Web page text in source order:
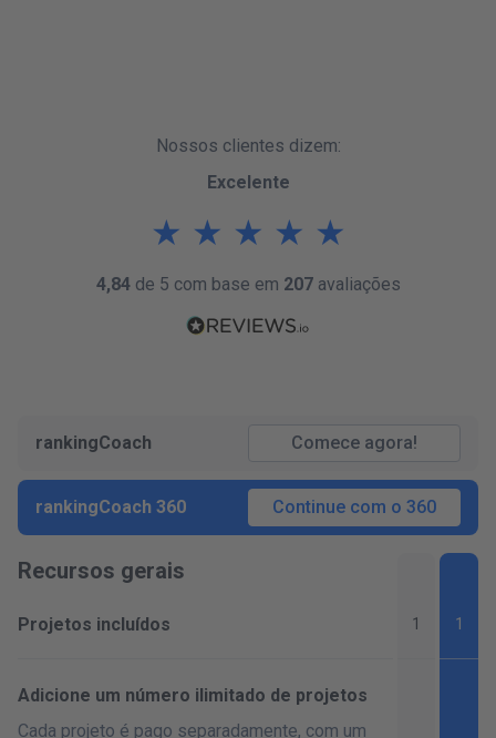
Nossos clientes dizem:
Excelente
★ ★ ★ ★ ★
4,84de 5 com base em 207avaliações
rankingCoach Comece agora!
rankingCoach 360 Continue com o 360
Recursos gerais
Projetos incluídos 1 1
Adicione um número ilimitado de projetos
Cada projeto é pago separadamente, com um